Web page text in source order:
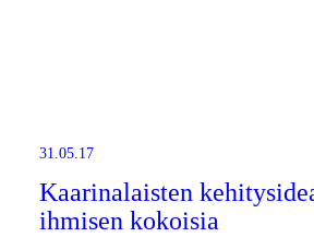
31.05.17
Kaarinalaisten
ihmisen kokoisia